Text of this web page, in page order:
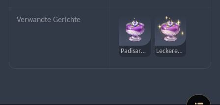
Verwandte Gerichte
Padisarah-Pudding Leckerer Padisarah-Pudding